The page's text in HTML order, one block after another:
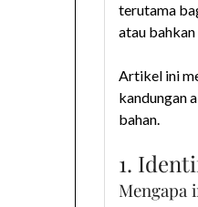
terutama
atau
Artikel ini
kandungan
bahan.
1.
Mengapa